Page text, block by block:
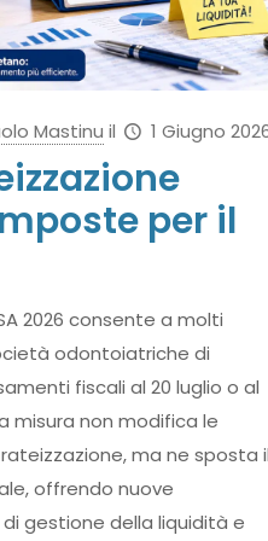
Mastinu il 1 Giugno
per il
2026 consente a molti
odontoiatriche di
fiscali al 20 luglio o al
misura non modifica le
ma ne sposta
offrendo nuove
gestione della liquidità e